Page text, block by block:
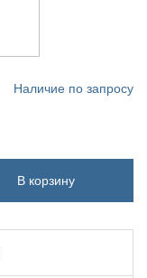
Наличие по запросу
В корзину